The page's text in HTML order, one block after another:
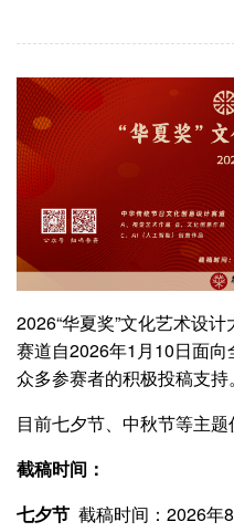
2026“华夏奖”文化艺术设
赛道自2026年1月10日面
众多参赛者的积极投稿支持。
目前七夕节、中秋节等主
截稿时间：
七夕节 截稿时间：2026年